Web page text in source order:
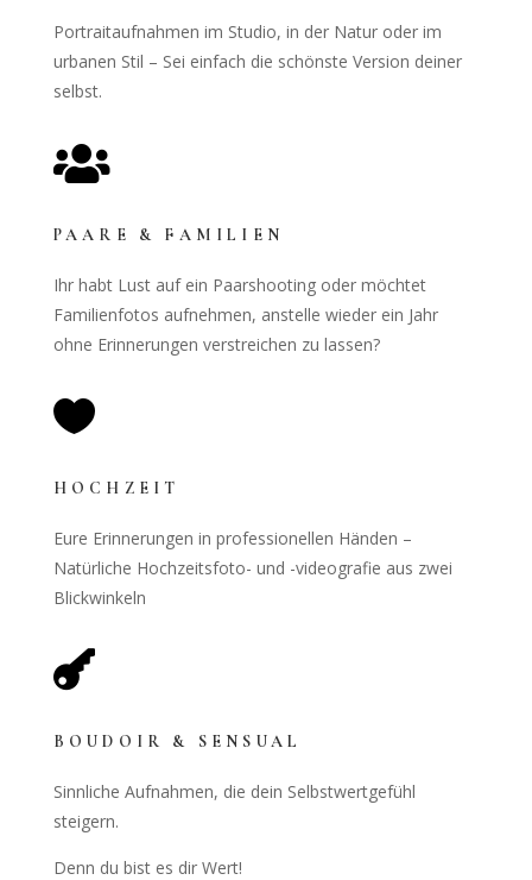
Portraitaufnahmen im Studio, in der Natur oder im
urbanen Stil – Sei einfach die schönste Version deiner
selbst.

PAARE & FAMILIEN
Ihr habt Lust auf ein Paarshooting oder möchtet
Familienfotos aufnehmen, anstelle wieder ein Jahr
ohne Erinnerungen verstreichen zu lassen?

HOCHZEIT
Eure Erinnerungen in professionellen Händen –
Natürliche Hochzeitsfoto- und -videografie aus zwei
Blickwinkeln

BOUDOIR & SENSUAL
Sinnliche Aufnahmen, die dein Selbstwertgefühl
steigern.
Denn du bist es dir Wert!